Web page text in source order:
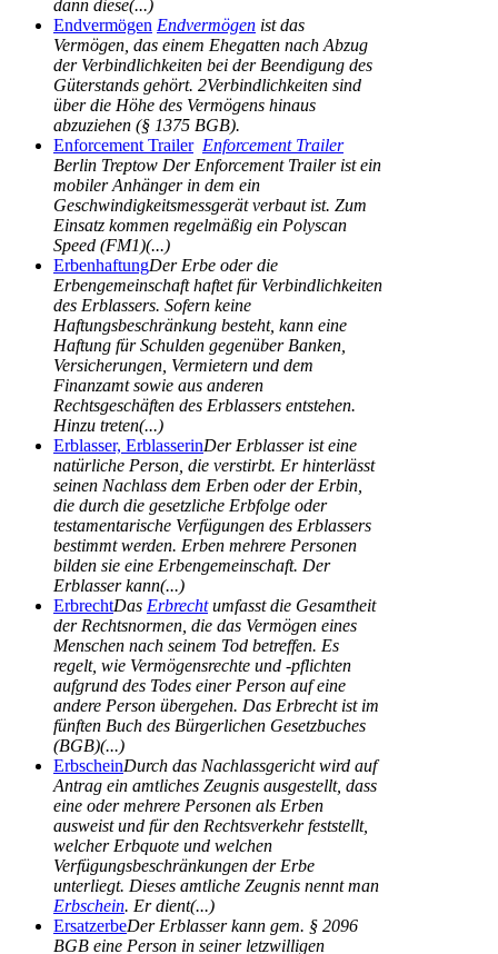
dann diese(...)
Endvermögen Endvermögen ist das
Vermögen, das einem Ehegatten nach Abzug
der Verbindlichkeiten bei der Beendigung des
Güterstands gehört. 2Verbindlichkeiten sind
über die Höhe des Vermögens hinaus
abzuziehen (§ 1375 BGB).
Enforcement Trailer Enforcement Trailer
Berlin Treptow Der Enforcement Trailer ist ein
mobiler Anhänger in dem ein
Geschwindigkeitsmessgerät verbaut ist. Zum
Einsatz kommen regelmäßig ein Polyscan
Speed (FM1)(...)
ErbenhaftungDer Erbe oder die
Erbengemeinschaft haftet für Verbindlichkeiten
des Erblassers. Sofern keine
Haftungsbeschränkung besteht, kann eine
Haftung für Schulden gegenüber Banken,
Versicherungen, Vermietern und dem
Finanzamt sowie aus anderen
Rechtsgeschäften des Erblassers entstehen.
Hinzu treten(...)
Erblasser, ErblasserinDer Erblasser ist eine
natürliche Person, die verstirbt. Er hinterlässt
seinen Nachlass dem Erben oder der Erbin,
die durch die gesetzliche Erbfolge oder
testamentarische Verfügungen des Erblassers
bestimmt werden. Erben mehrere Personen
bilden sie eine Erbengemeinschaft. Der
Erblasser kann(...)
ErbrechtDas Erbrechtumfasst die Gesamtheit
der Rechtsnormen, die das Vermögen eines
Menschen nach seinem Tod betreffen. Es
regelt, wie Vermögensrechte und -pflichten
aufgrund des Todes einer Person auf eine
andere Person übergehen. Das Erbrecht ist im
fünften Buch des Bürgerlichen Gesetzbuches
(BGB)(...)
ErbscheinDurch das Nachlassgericht wird auf
Antrag ein amtliches Zeugnis ausgestellt, dass
eine oder mehrere Personen als Erben
ausweist und für den Rechtsverkehr feststellt,
welcher Erbquote und welchen
Verfügungsbeschränkungen der Erbe
unterliegt. Dieses amtliche Zeugnis nennt man
Erbschein. Er dient(...)
ErsatzerbeDer Erblasser kann gem. § 2096
BGB eine Person in seiner letzwilligen